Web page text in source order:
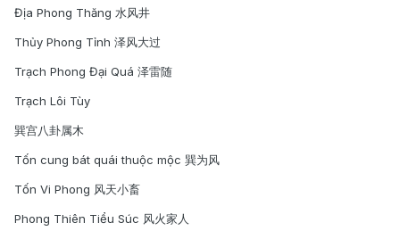
Địa Phong Thăng 水风井
Thủy Phong Tỉnh 泽风大过
Trạch Phong Đại Quá 泽雷随
Trạch Lôi Tùy
巽宫八卦属木
Tốn cung bát quái thuộc mộc 巽为风
Tốn Vi Phong 风天小畜
Phong Thiên Tiểu Súc 风火家人